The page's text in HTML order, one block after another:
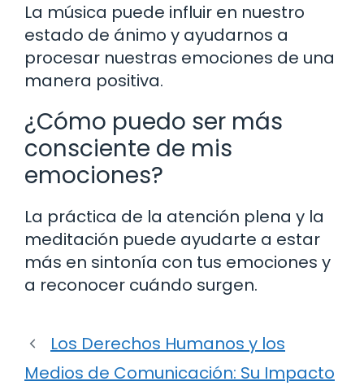
La música puede influir en nuestro
estado de ánimo y ayudarnos a
procesar nuestras emociones de una
manera positiva.
¿Cómo puedo ser más
consciente de mis
emociones?
La práctica de la atención plena y la
meditación puede ayudarte a estar
más en sintonía con tus emociones y
a reconocer cuándo surgen.
Los Derechos Humanos y los
Medios de Comunicación: Su Impacto